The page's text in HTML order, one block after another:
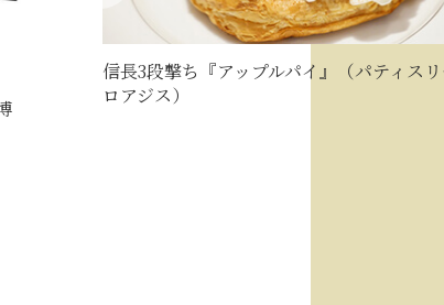
信長3段撃ち『アップルパイ』（パティス
ロアジス）